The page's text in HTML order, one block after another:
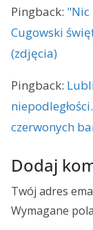
Pingback: "Nic
Cugowski
(zdjęcia)
Pingback:
czerwonych
Dodaj
Twój adres
Wymagane